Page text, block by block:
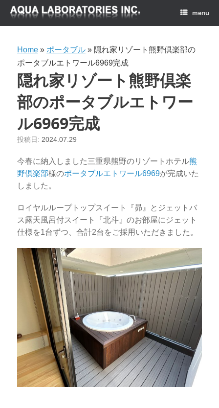
menu
Home » ポータブル » 隠れ家リゾート熊野倶楽部の
ポータブルエトワール6969完成
隠れ家リゾート熊野倶楽
部のポータブルエトワー
ル6969完成
投稿日: 2024.07.29
今春に納入しました三重県熊野のリゾートホテル熊
野倶楽部様のポータブルエトワール6969が完成いた
しました。
ロイヤルループトップスイート『昴』とジェットバ
ス露天風呂付スイート『北斗』のお部屋にジェット
仕様を1台ずつ、合計2台をご採用いただきました。